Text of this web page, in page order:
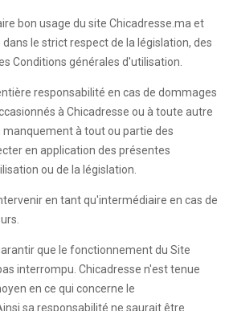
bon usage du site Chicadresse.ma et
dans le strict respect de la législation, des
Conditions générales d'utilisation.
responsabilité en cas de dommages
à Chicadresse ou à toute autre
à tout ou partie des
en application des présentes
ou de la législation.
en tant qu'intermédiaire en cas de
que le fonctionnement du Site
interrompu. Chicadresse n'est tenue
en ce qui concerne le
sa responsabilité ne saurait être